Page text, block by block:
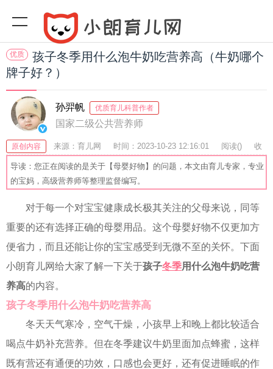
优质
孩子冬季用什么泡牛奶吃营养高（牛奶哪个
牌子好？）
孙羿帆 优质育儿科普作者
国家二级公共营养师
原创内容 来源：育儿网 时间：2023-10-23 12:16:01 阅读() 收
藏：32 分享：70 爆
导读：您正在阅读的是关于【母婴好物】的问题，本文由育儿专家，专业
的宝妈，高级营养师等整理监督编写。
对于每一个对宝宝健康成长极其关注的父母来说，同等
重要的还有选择正确的母婴用品。这个母婴好物不仅更加方
便省力，而且还能让你的宝宝感受到无微不至的关怀。下面
小朗育儿网给大家了解一下关于孩子冬季用什么泡牛奶吃营
养高的内容。
孩子冬季用什么泡牛奶吃营养高
冬天天气寒冷，空气干燥，小孩早上和晚上都比较适合
喝点牛奶补充营养。但在冬季建议牛奶里面加点蜂蜜，这样
既有营还有通便的功效，口感也会更好，还有促进睡眠的作